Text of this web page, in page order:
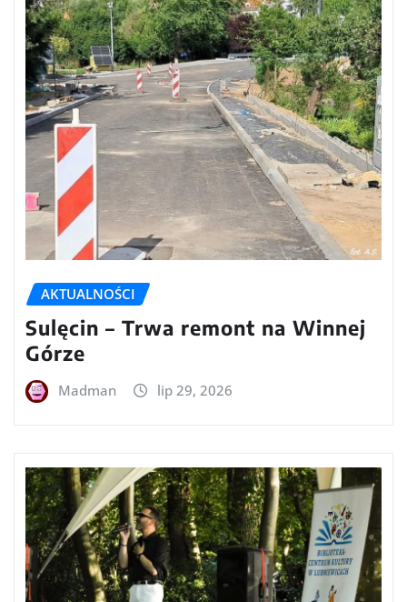
AKTUALNOŚCI
Sulęcin – Trwa remont na Winnej
Górze
Madman lip 29, 2026